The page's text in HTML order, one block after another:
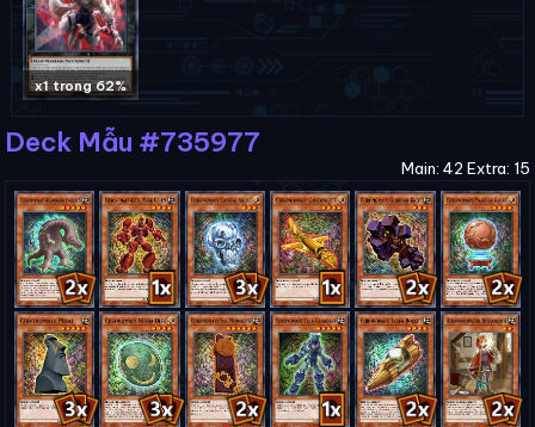
x1 trong 62%
Deck Mẫu #735977
Main: 42 Extra: 15